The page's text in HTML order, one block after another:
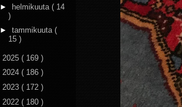
► helmikuuta ( 14
)
► tammikuuta (
15 )
2025 ( 169 )
2024 ( 186 )
2023 ( 172 )
2022 ( 180 )